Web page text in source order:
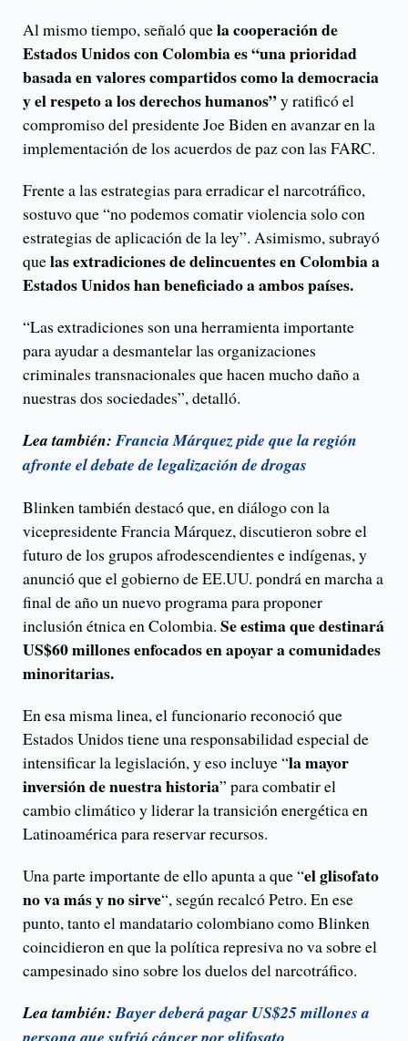
Al mismo tiempo, señaló quela cooperación de
Estados Unidos con Colombia es “una prioridad
basada en valores compartidos como la democracia
y el respeto a los derechos humanos”y ratificó el
compromiso del presidente Joe Biden en avanzar en la
implementación de los acuerdos de paz con las FARC.
Frente a las estrategias para erradicar el narcotráfico,
sostuvo que “no podemos comatir violencia solo con
estrategias de aplicación de la ley”. Asimismo, subrayó
quelas extradiciones de delincuentes en Colombia a
Estados Unidos han beneficiado a ambos países.
“Las extradiciones son una herramienta importante
para ayudar a desmantelar las organizaciones
criminales transnacionales que hacen mucho daño a
nuestras dos sociedades”, detalló.
Lea también:Francia Márquez pide que la región
afronte el debate de legalización de drogas
Blinken también destacó que, en diálogo con la
vicepresidente Francia Márquez, discutieron sobre el
futuro de los grupos afrodescendientes e indígenas, y
anunció que el gobierno de EE.UU. pondrá en marcha a
final de año un nuevo programa para proponer
inclusión étnica en Colombia. Se estima que destinará
US$60 millones enfocados en apoyar a comunidades
minoritarias.
En esa misma linea, el funcionario reconoció que
Estados Unidos tiene una responsabilidad especial de
intensificar la legislación, y eso incluye “la mayor
inversión de nuestra historia” para combatir el
cambio climático y liderar la transición energética en
Latinoamérica para reservar recursos.
Una parte importante de ello apunta a que “el glisofato
no va más y no sirve“, según recalcó Petro. En ese
punto, tanto el mandatario colombiano como Blinken
coincidieron en que la política represiva no va sobre el
campesinado sino sobre los duelos del narcotráfico.
Lea también:Bayer deberá pagar US$25 millones a